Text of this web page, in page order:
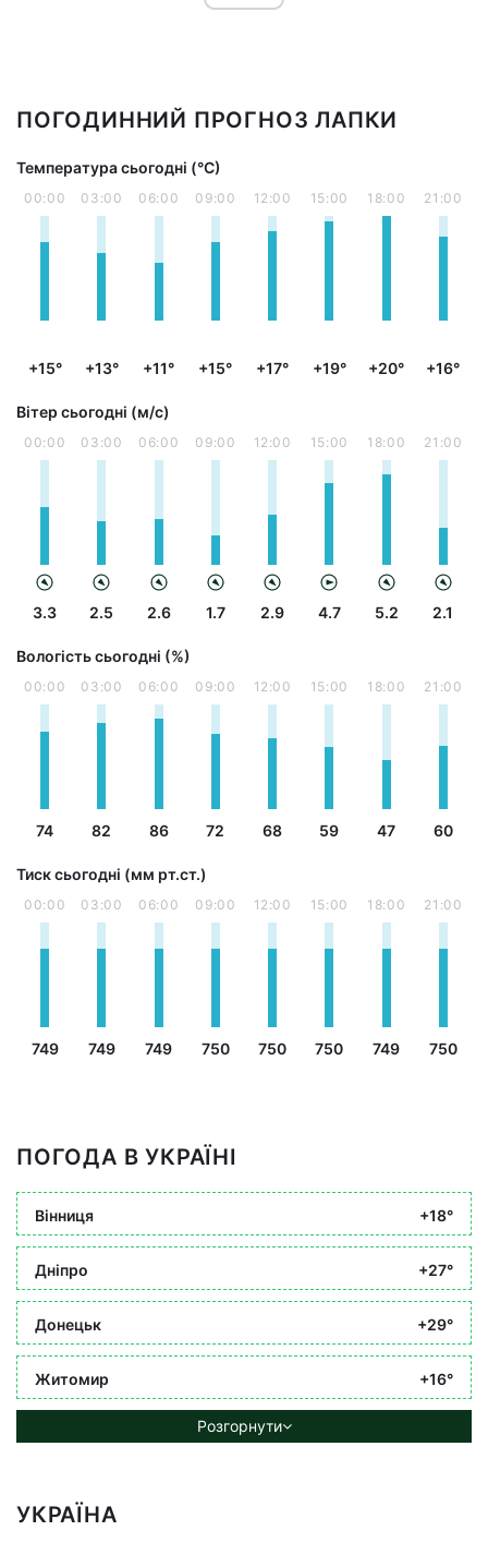
ПОГОДИННИЙ ПРОГНОЗ ЛАПКИ
Температура сьогодні (°С)
00:00
+15°
03:00
+13°
06:00
+11°
09:00
+15°
12:00
+17°
15:00
+19°
18:00
+20°
21:00
+16°
Вітер сьогодні (м/с)
00:00
3.3
03:00
2.5
06:00
2.6
09:00
1.7
12:00
2.9
15:00
4.7
18:00
5.2
21:00
2.1
Вологість сьогодні (%)
00:00
74
03:00
82
06:00
86
09:00
72
12:00
68
15:00
59
18:00
47
21:00
60
Тиск сьогодні (мм рт.ст.)
00:00
749
03:00
749
06:00
749
09:00
750
12:00
750
15:00
750
18:00
749
21:00
750
ПОГОДА В УКРАЇНІ
Вінниця +18°
Дніпро +27°
Донецьк +29°
Житомир +16°
Розгорнути
УКРАЇНА